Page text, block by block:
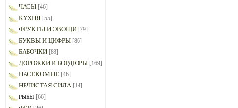
ЧАСЫ [46]
КУХНЯ [55]
ФРУКТЫ И ОВОЩИ [79]
БУКВЫ И ЦИФРЫ [86]
БАБОЧКИ [88]
ДОРОЖКИ И БОРДЮРЫ [169]
НАСЕКОМЫЕ [46]
НЕЧИСТАЯ СИЛА [14]
РЫБЫ [66]